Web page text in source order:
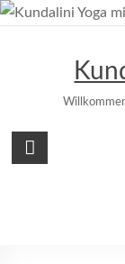
Zum